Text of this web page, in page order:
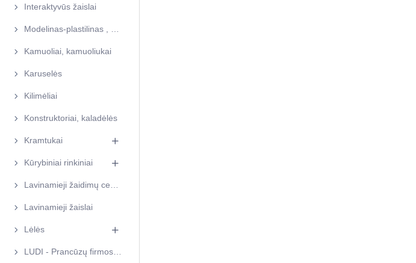
Interaktyvūs žaislai
Kamuoliai, kamuoliukai
Karuselės
Kilimėliai
Konstruktoriai, kaladėlės
Kramtukai
Kūrybiniai rinkiniai
Lavinamieji žaislai
Lėlės